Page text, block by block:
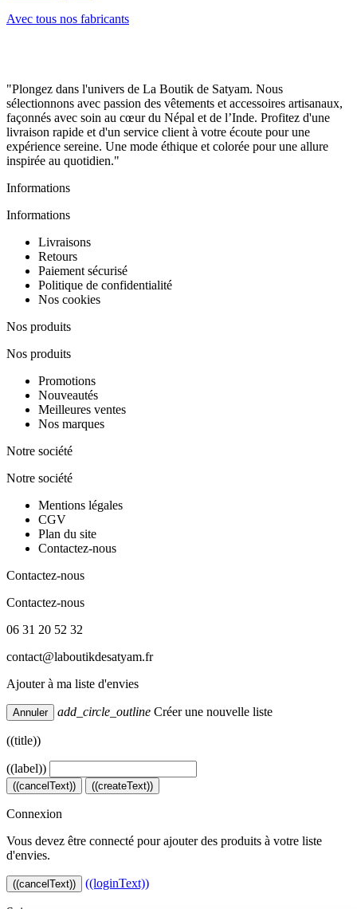
Avec tous nos fabricants
"Plongez dans l'univers de La Boutik de Satyam. Nous
sélectionnons avec passion des vêtements et accessoires artisanaux,
façonnés avec soin au cœur du Népal et de l’Inde. Profitez d'une
livraison rapide et d'un service client à votre écoute pour une
expérience sereine. Une mode éthique et colorée pour une allure
inspirée au quotidien."
Informations
Informations
Livraisons
Retours
Paiement sécurisé
Politique de confidentialité
Nos cookies
Nos produits
Nos produits
Promotions
Nouveautés
Meilleures ventes
Nos marques
Notre société
Notre société
Mentions légales
CGV
Plan du site
Contactez-nous
Contactez-nous
Contactez-nous
06 31 20 52 32
contact@laboutikdesatyam.fr
Ajouter à ma liste d'envies
Annuler add_circle_outline Créer une nouvelle liste
((title))
((label))
((cancelText)) ((createText))
Connexion
Vous devez être connecté pour ajouter des produits à votre liste
d'envies.
((cancelText)) ((loginText))